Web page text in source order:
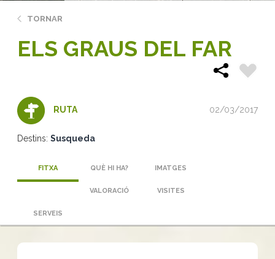
TORNAR
ELS GRAUS DEL FAR
RUTA 02/03/2017
Destins: Susqueda
FITXA QUÈ HI HA? IMATGES
VALORACIÓ VISITES
SERVEIS